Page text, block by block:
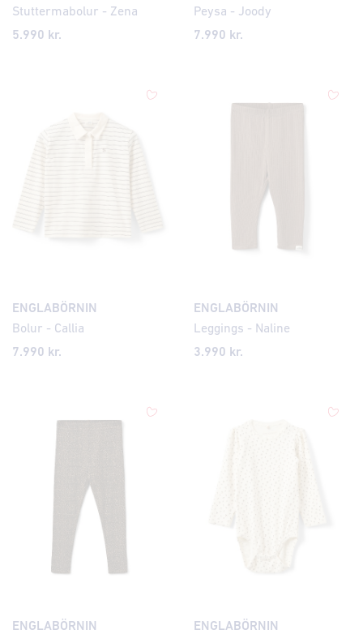
Stuttermabolur - Zena
5.990 kr.
Peysa - Joody
7.990 kr.
ENGLABÖRNIN
Bolur - Callia
7.990 kr.
ENGLABÖRNIN
Leggings - Naline
3.990 kr.
ENGLABÖRNIN
ENGLABÖRNIN